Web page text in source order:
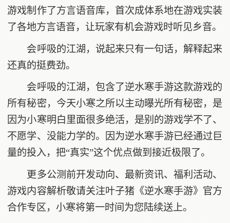
游戏制作了方言语音库，首次成体系地在游戏实装
了各地方言语音，让玩家有机会游戏时听见乡音。
会呼吸的江湖，说起来只有一句话，解释起来
还真的挺费劲。
会呼吸的江湖，包含了逆水寒手游这款游戏的
所有秘密，今天小寒之所以主动曝光所有秘密，是
因为小寒明白里面很多绝活，是别的游戏学不了、
不愿学、没能力学的。因为逆水寒手游已经通过巨
量的投入，把“真实”这个优点做到接近极限了。
更多公测前开发动向、最新资讯、福利活动、
游戏内容解析敬请关注叶子猪《逆水寒手游》官方
合作专区，小寒将第一时间为您陆续送上。